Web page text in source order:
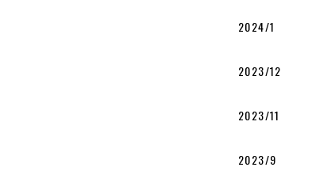
2024/1
2023/12
2023/11
2023/9